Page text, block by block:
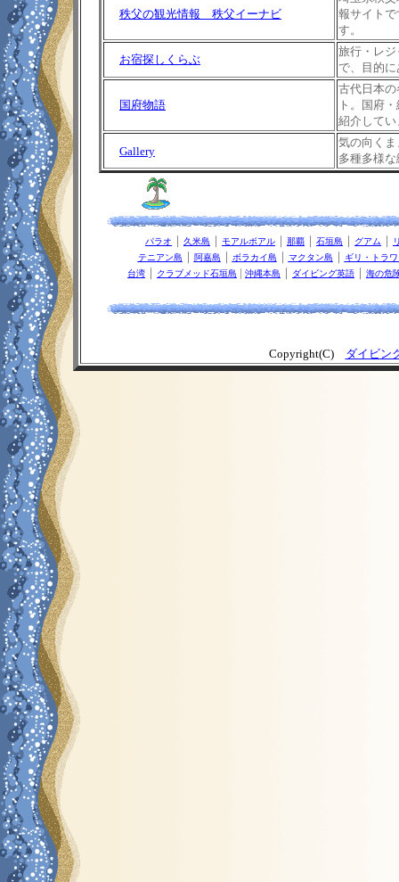
秩父の観光情報 秩父イーナビ
報サイト
す。
お宿探しくらぶ
旅行・レ
で、目的
国府物語
古代日本
ト。国府
紹介してい
Gallery
気の向く
多種多様
パラオ ｜ 久米島 ｜ モアルボアル ｜ 那覇 ｜ 石垣島 ｜ グアム ｜
テニアン島
｜ 阿嘉島 ｜ ボラカイ島 ｜ マクタン島 ｜
ギリ・トラ
台湾 ｜ クラブメッド石垣島 | 沖縄本島 ｜ ダイビング英語 ｜ 海の危
Copyright(C) ダイビン